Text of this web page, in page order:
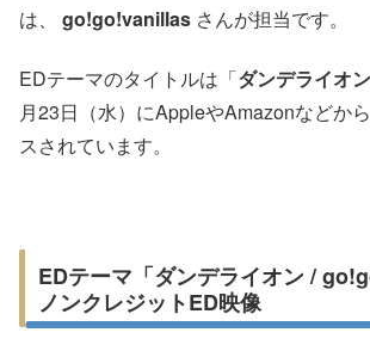
は、 go!go!vanillas さんが担当です。
EDテーマのタイトルは「ダンデライオン
月23日（水）にAppleやAmazonなどか
スされています。
EDテーマ「ダンデライオン /
ノンクレジットED映像